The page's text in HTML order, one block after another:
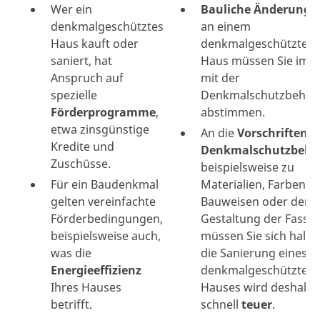
Wer ein
denkmalgeschütztes
Haus kauft oder
saniert, hat
Anspruch auf
spezielle
Förderprogramme,
etwa zinsgünstige
Kredite und
Zuschüsse.
Für ein Baudenkmal
gelten vereinfachte
Förderbedingungen,
beispielsweise auch,
was die
Energieeffizienz
Ihres Hauses
betrifft.
Bauliche
an einem
denkmalgeschütztem
Haus müssen Sie
mit der
abstimmen.
An dieVorschriften
beispielsweise zu
Materialien, Farben,
Bauweisen oder der
Gestaltung der
müssen Sie sich
die Sanierung eines
denkmalgeschützten
Hauses wird deshalb
schnell teuer.